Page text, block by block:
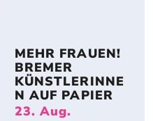
MEHR FRAUEN!
BREMER
KÜNSTLERINNE
N AUF PAPIER
23. Aug.